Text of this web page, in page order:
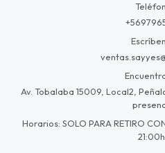
Av. Tobalaba 15009, Local2,
Horarios: SOLO PARA RETIRO